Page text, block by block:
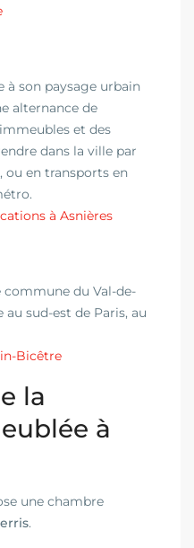
à son paysage urbain
alternance de
et des
dans la ville par
ou en transports en
à Asnières
du Val-de-
sud-est de Paris, au
Bicêtre
la
à
une chambre
.